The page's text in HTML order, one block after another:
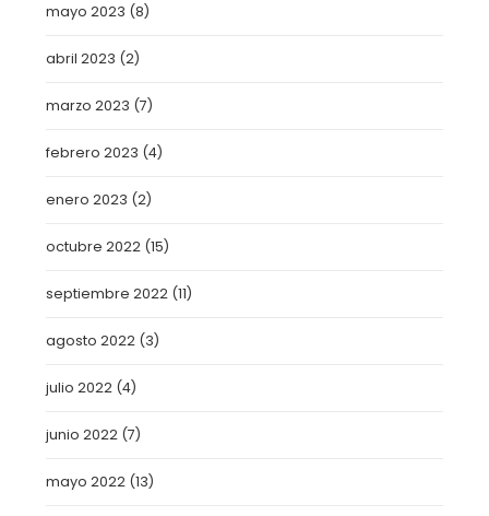
mayo 2023 (8)
abril 2023 (2)
marzo 2023 (7)
febrero 2023 (4)
enero 2023 (2)
octubre 2022 (15)
septiembre 2022 (11)
agosto 2022 (3)
julio 2022 (4)
junio 2022 (7)
mayo 2022 (13)